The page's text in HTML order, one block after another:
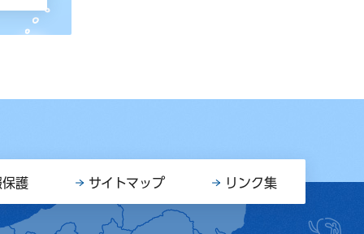
保護 サイトマップ リンク集